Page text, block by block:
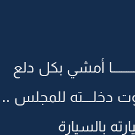
أمشي بكل دلع
دخلــــته للمجلس ..
بالسيارة